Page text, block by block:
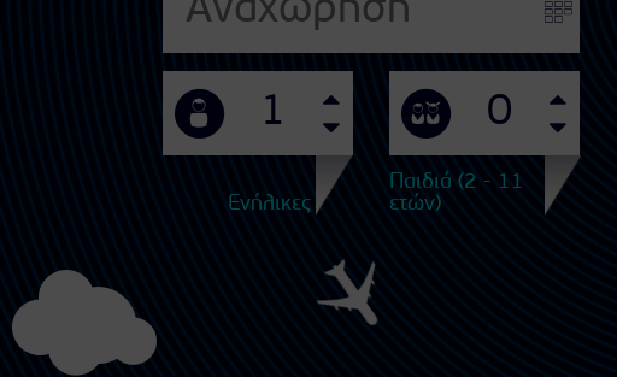
Ενήλικες
Παιδιά (2 - 11
ετών)